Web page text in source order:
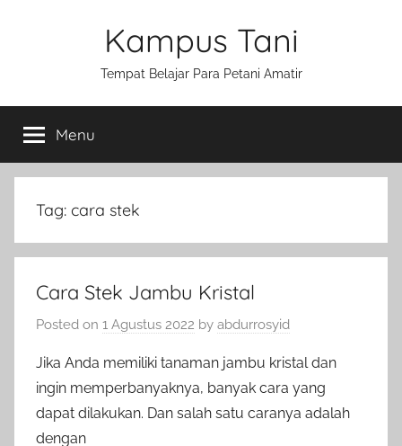
Kampus Tani
Tempat Belajar Para Petani Amatir
Menu
Tag: cara stek
Cara Stek Jambu Kristal
Posted on 1 Agustus 2022 by abdurrosyid
Jika Anda memiliki tanaman jambu kristal dan
ingin memperbanyaknya, banyak cara yang
dapat dilakukan. Dan salah satu caranya adalah
dengan